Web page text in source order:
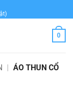
0
| ÁO THUN CỔ